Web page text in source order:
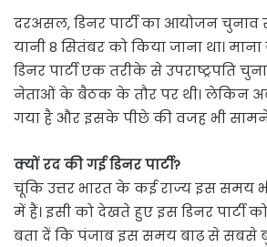
दरअसल, डिनर पार्टी का आयोजन
यानी 8 सितंबर को किया जाना था।
डिनर पार्टी एक तरीके से उपराष्ट्रपति
नेताओं के बैठक के तौर पर थी। लेकिन
गया है और इसके पीछे की वजह भी
क्यों रद की गई डिनर पार्टी?
चूंकि उत्तर भारत के कई राज्य इस समय
में हैं। इसी को देखते हुए इस डिनर पार्टी
बता दें कि पंजाब इस समय बाढ़ से सबसे